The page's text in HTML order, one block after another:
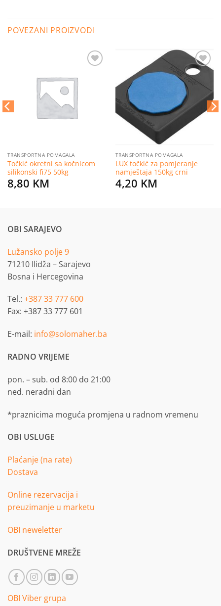
POVEZANI PROIZVODI
TRANSPORTNA POMAGALA
Točkić okretni sa kočnicom
silikonski fi75 50kg
8,80 KM
Dodaj
na
listu
TRANSPORTNA POMAGALA
LUX točkić za pomjeranje
namještaja 150kg crni
4,20 KM
OBI SARAJEVO
Lužansko polje 9
71210 Ilidža – Sarajevo
Bosna i Hercegovina
Tel.: +387 33 777 600
Fax: +387 33 777 601
E-mail: info@solomaher.ba
RADNO VRIJEME
pon. – sub. od 8:00 do 21:00
ned. neradni dan
*praznicima moguća promjena u radnom vremenu
OBI USLUGE
Plaćanje (na rate)
Dostava
Online rezervacija i
preuzimanje u marketu
OBI neweletter
DRUŠTVENE MREŽE
OBI Viber grupa